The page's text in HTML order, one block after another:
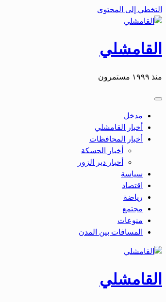
التخطي إلى المحتوى
القامشلي
منذ ١٩٩٩ مستمرون
مدخل
أخبار القامشلي
أخبار المحافظات
أخبار الحسكة
أحبار دير الزور
سياسة
اقتصاد
رياضة
مجتمع
منوعات
المسافات بين المدن
القامشلي